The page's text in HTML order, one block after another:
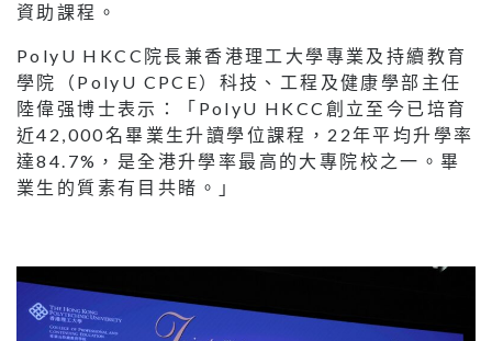
資助課程。
PolyU HKCC院長兼香港理工大學專業及持續教育
學院（PolyU CPCE）科技、工程及健康學部主任
陸偉强博士表示：「PolyU HKCC創立至今已培育
近42,000名畢業生升讀學位課程，22年平均升學率
達84.7%，是全港升學率最高的大專院校之一。畢
業生的質素有目共睹。」